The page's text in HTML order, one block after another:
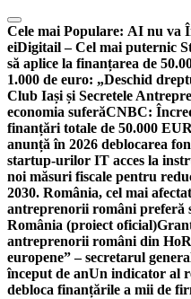
Skip
to
content
Cele mai Populare: AI nu va
eiDigitail – Cel mai puternic
să aplice la finanțarea de
1.000 de euro: „Deschid
Club Iași și Secretele
economia suferăCNBC:
finanțări totale de 50.000 EUR
anunță în 2026 deblocarea
startup-urilor IT acces la
noi măsuri fiscale pentru
2030. România, cel mai
antreprenorii români preferă
România (proiect oficial)
antreprenorii români din
europene” – secretarul
început de anUn indicator al
debloca finanțările a mii de